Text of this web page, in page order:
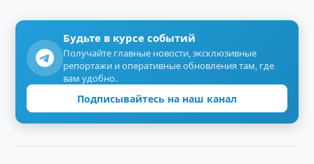
Будьте в курсе событий
Получайте главные новости, эксклюзивные
репортажи и оперативные обновления там, где
вам удобно.
Подписывайтесь на наш канал